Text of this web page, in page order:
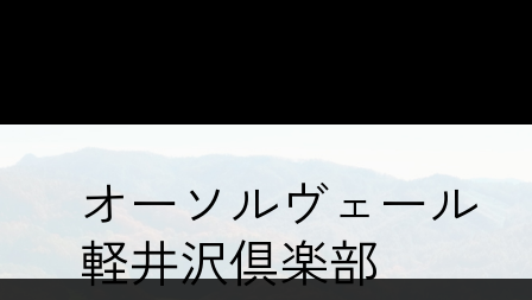
オーソルヴェール
軽井沢倶楽部